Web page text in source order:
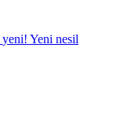
yeni! Yeni nesil